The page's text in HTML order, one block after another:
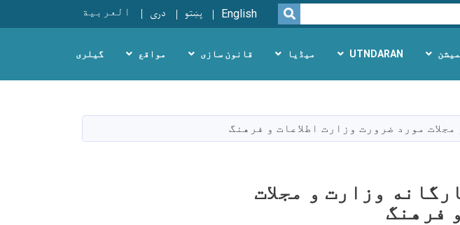
SEARCH
English پښتو دری العربية
UTNDARAN میڈیا قانون سازی مواقع گیلری
مورد ضرورت وزارت اطلاعات و فرهنگ
وزارت و مجلات
فرهنگ